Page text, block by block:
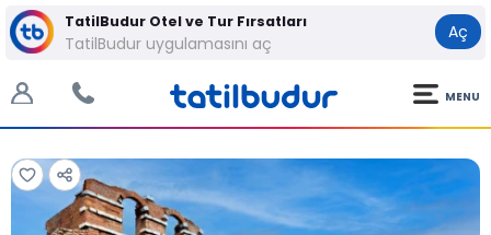
TatilBudur Otel ve Tur Fırsatları
TatilBudur uygulamasını aç
Aç
MENU
Tüm Fotoğraflar